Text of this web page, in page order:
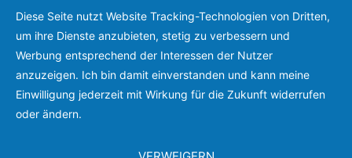
Diese Seite nutzt Website Tracking-Technologien von Dritten,
um ihre Dienste anzubieten, stetig zu verbessern und
Werbung entsprechend der Interessen der Nutzer
anzuzeigen. Ich bin damit einverstanden und kann meine
Einwilligung jederzeit mit Wirkung für die Zukunft widerrufen
oder ändern.